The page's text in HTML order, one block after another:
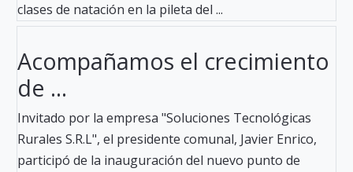
clases de natación en la pileta del ...
Acompañamos el crecimiento
de ...
Invitado por la empresa "Soluciones Tecnológicas
Rurales S.R.L", el presidente comunal, Javier Enrico,
participó de la inauguración del nuevo punto de